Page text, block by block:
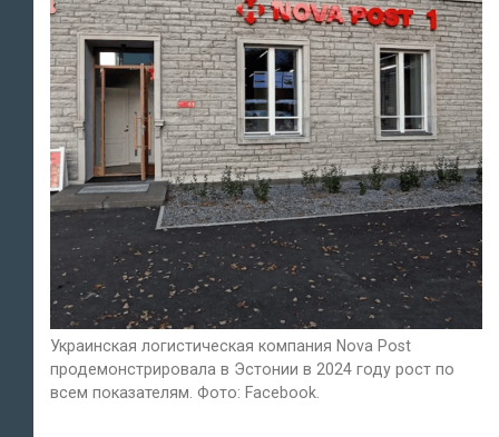
Украинская логистическая компания Nova Post
продемонстрировала в Эстонии в 2024 году рост по
всем показателям. Фото: Facebook.